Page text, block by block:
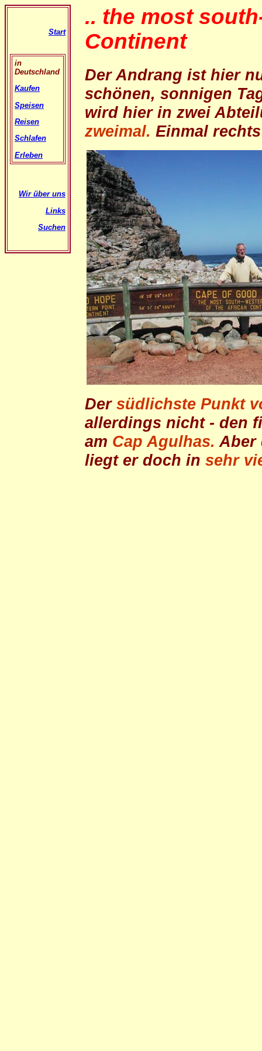
Start
in
Deutschland
Kaufen
Speisen
Reisen
Schlafen
Erleben
Wir über uns
Links
Suchen
.. the most
Continent
Der Andrang ist hier
schönen, sonnigen
wird hier in zwei
zweimal. Einmal
Der südlichste Punkt
allerdings nicht - den
am Cap Agulhas. Aber
liegt er doch in sehr